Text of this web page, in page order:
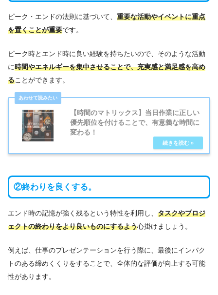
ピーク・エンドの法則に基づいて、 重要な活動やイベントに重点
を置くことが重要です。
ピーク時とエンド時に良い経験を持ちたいので、そのような活動
に時間やエネルギーを集中させることで、充実感と満足感を高め
ることができます。
【時間のマトリックス】当日作業に正しい
優先順位を付けることで、有意義な時間に
変わる！
②終わりを良くする。
エンド時の記憶が強く残るという特性を利用し、 タスクやプロジ
ェクトの終わりをより良いものにするよう心掛けましょう。
例えば、仕事のプレゼンテーションを行う際に、最後にインパク
トのある締めくくりをすることで、全体的な評価が向上する可能
性があります。